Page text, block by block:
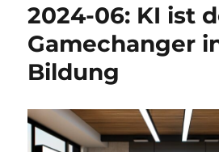
2024-06: KI ist
Gamechanger
Bildung